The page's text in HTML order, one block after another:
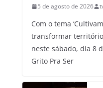
5 de agosto de 2026
Com o tema
transformar
neste sábado, dia 8
Grito Pra Ser